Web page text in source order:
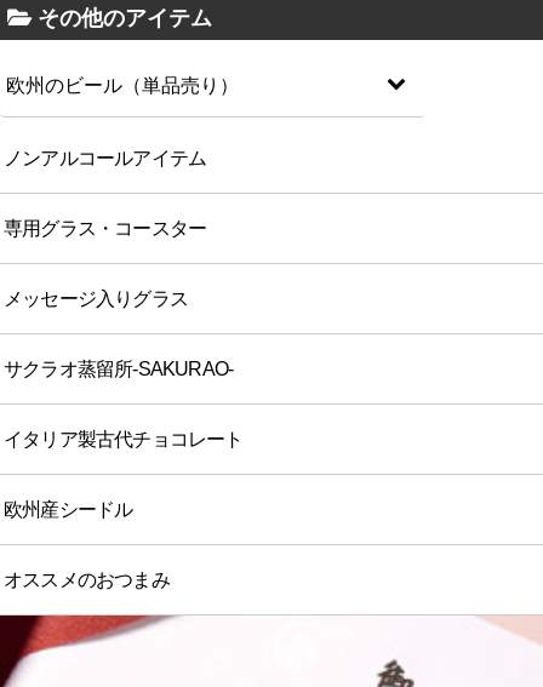
その他のアイテム
欧州のビール（単品売り）
ノンアルコールアイテム
専用グラス・コースター
メッセージ入りグラス
サクラオ蒸留所-SAKURAO-
イタリア製古代チョコレート
欧州産シードル
オススメのおつまみ